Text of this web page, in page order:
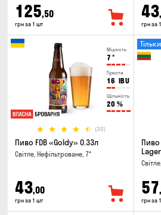
125,50
грн за 1 шт
43
грн за
Міцність
7 °
Гіркота
16 IBU
Щільність
20 %
(30)
Пиво FDB «Goldy» 0.33л
Світле, Нефільтроване, 7°
43,00
грн за 1 шт
Пиво
57
грн за